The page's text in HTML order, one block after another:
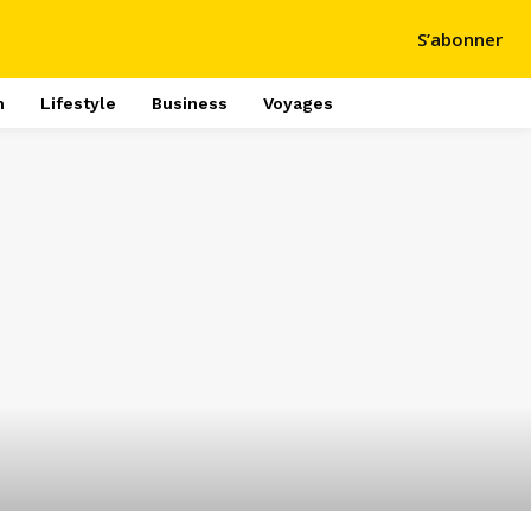
S’abonner
Lifestyle Business Voyages